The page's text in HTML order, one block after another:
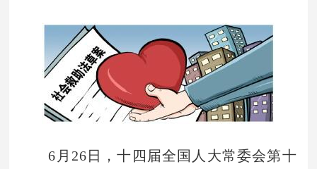
6月26日，十四届全国人大常委会第十